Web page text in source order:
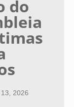
do
2026